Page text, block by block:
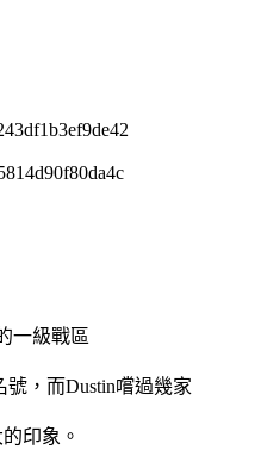
一級戰區
，而Dustin嚐過幾家
印象。